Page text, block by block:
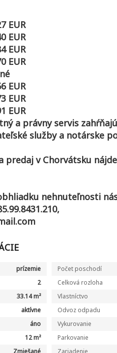
EUR
EUR
EUR
EUR
EUR
EUR
EUR
a právny servis
služby a notárske
predaj v Chorvátsku
nehnuteľnosti
prízemie
Počet poschodí
2
Celková rozloha
33.14 m²
Vlastníctvo
aktívne
Odvoz odpadu
áno
Vykurovanie
12 m²
Parkovanie
Zmiešané Zariadenie